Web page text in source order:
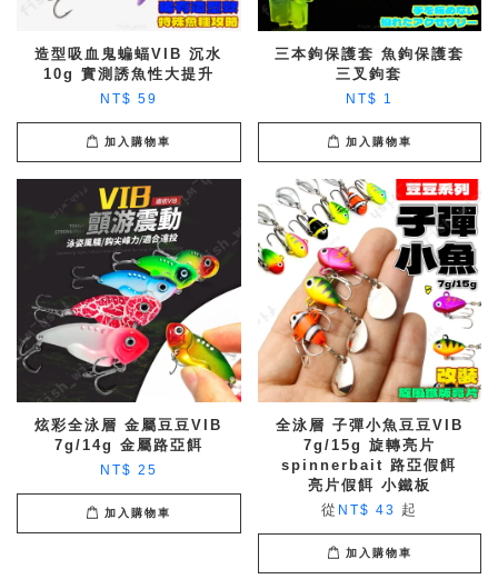
造型吸血鬼蝙蝠VIB 沉水
10g 實測誘魚性大提升
NT$ 59
加入購物車
三本鉤保護套 魚鉤保護套
三叉鉤套
NT$ 1
加入購物車
炫彩全泳層 金屬豆豆VIB
7g/14g 金屬路亞餌
NT$ 25
加入購物車
全泳層 子彈小魚豆豆VIB
7g/15g 旋轉亮片
spinnerbait 路亞假餌
亮片假餌 小鐵板
從 NT$ 43 起
加入購物車